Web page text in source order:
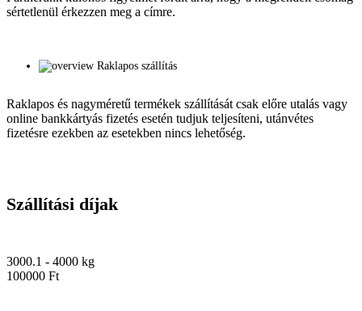
sértetlenül érkezzen meg a címre.
Raklapos szállítás
Raklapos és nagyméretű termékek szállítását csak előre utalás vagy
online bankkártyás fizetés esetén tudjuk teljesíteni, utánvétes
fizetésre ezekben az esetekben nincs lehetőség.
Szállítási díjak
3000.1 - 4000 kg
100000 Ft